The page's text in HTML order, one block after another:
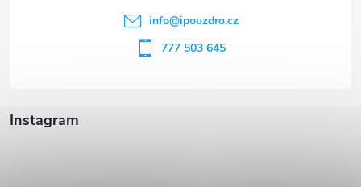
Instagram
info@ipouzdro.cz
777 503 645